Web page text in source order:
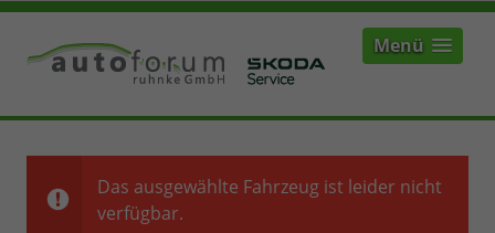
Menü
Das ausgewählte Fahrzeug ist leider nicht
verfügbar.